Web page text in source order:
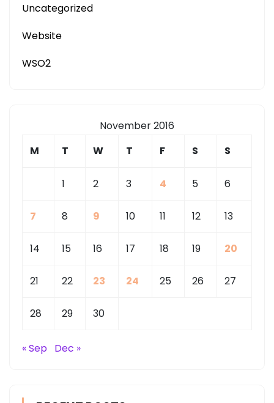
Uncategorized
Website
WSO2
November 2016
M
T W T F S S
1 2 3 4 5 6
7 8 9 10 11 12 13
14 15 16 17 18 19 20
21 22 23 24 25 26 27
28 29 30
« Sep Dec »